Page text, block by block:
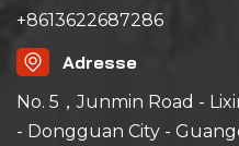
+8613622687286
Adresse
No. 5，Junmin Road -
- Dongguan City -